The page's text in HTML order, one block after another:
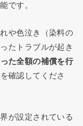
です。
や色泣き（染料の
たトラブルが起き
た全額の補償を行
を確認してくださ
が設定されている